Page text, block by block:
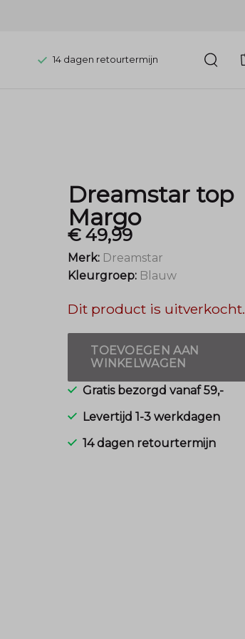
14 dagen retourtermijn
Dreamstar top
Margo
€ 49,99
Merk: Dreamstar
Kleurgroep: Blauw
Dit product is uitverkocht.
TOEVOEGEN AAN
WINKELWAGEN
Gratis bezorgd vanaf 59,-
Levertijd 1-3 werkdagen
14 dagen retourtermijn